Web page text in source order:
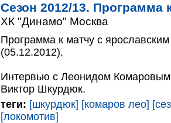
Сезон 2012/13. Программа
ХК "Динамо" Москва
Программа к матчу с
(05.12.2012).
Интервью с Леонидом
Виктор Шкурдюк.
теги: [шкурдюк] [комаров лео]
[локомотив]